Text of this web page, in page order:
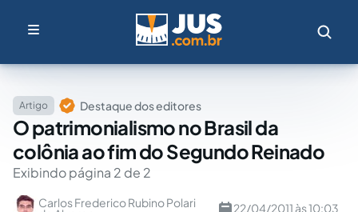
Artigo Destaque dos editores
O patrimonialismo no Brasil da
colônia ao fim do Segundo Reinado
Exibindo página 2 de 2
Carlos Frederico Rubino Polari 22/04/2011 às 10:03